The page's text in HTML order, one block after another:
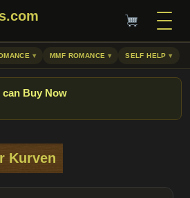
MMF ROMANCE SELF HELP
Buy Now
Kurven